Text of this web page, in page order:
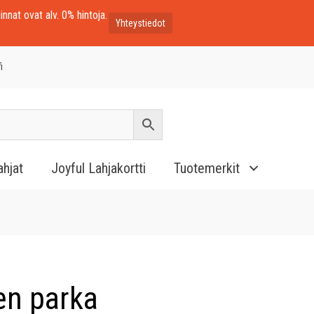
ovat alv. 0% hintoja.
Yhteystiedot
Joyful Lahjakortti Tuotemerkit
parka